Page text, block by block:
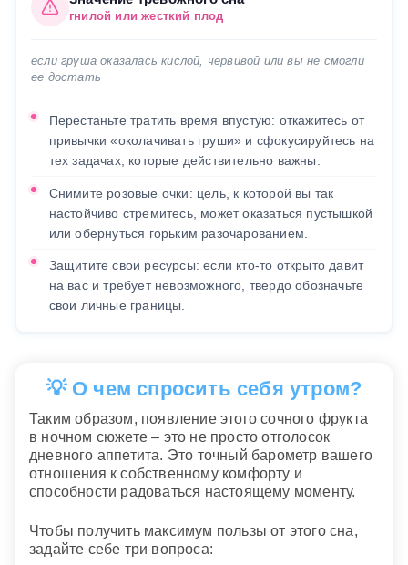
гнилой или жесткий плод
если груша оказалась кислой, червивой или вы не смогли
ее достать
Перестаньте тратить время впустую: откажитесь от
привычки «околачивать груши» и сфокусируйтесь на
тех задачах, которые действительно важны.
Снимите розовые очки: цель, к которой вы так
настойчиво стремитесь, может оказаться пустышкой
или обернуться горьким разочарованием.
Защитите свои ресурсы: если кто-то открыто давит
на вас и требует невозможного, твердо обозначьте
свои личные границы.
💡 О чем спросить себя утром?
Таким образом, появление этого сочного фрукта
в ночном сюжете – это не просто отголосок
дневного аппетита. Это точный барометр вашего
отношения к собственному комфорту и
способности радоваться настоящему моменту.
Чтобы получить максимум пользы от этого сна,
задайте себе три вопроса: